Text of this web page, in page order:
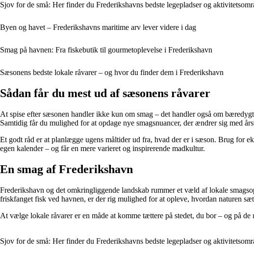
Sjov for de små: Her finder du Frederikshavns bedste legepladser og
Byen og havet – Frederikshavns maritime arv lever videre i dag
Smag på havnen: Fra fiskebutik til gourmetoplevelse i Frederikshavn
Sæsonens bedste lokale råvarer – og hvor du finder dem i Frederikshavn
Sådan får du mest ud af sæsonens råvarer
At spise efter sæsonen handler ikke kun om smag – det handler også om
Samtidig får du mulighed for at opdage nye smagsnuancer, der ændrer sig med
Et godt råd er at planlægge ugens måltider ud fra, hvad der er i sæson. Brug for
egen kalender – og får en mere varieret og inspirerende madkultur.
En smag af Frederikshavn
Frederikshavn og det omkringliggende landskab rummer et væld af lokale
friskfanget fisk ved havnen, er der rig mulighed for at opleve, hvordan naturen
At vælge lokale råvarer er en måde at komme tættere på stedet, du bor – og på
Sjov for de små: Her finder du Frederikshavns bedste legepladser og